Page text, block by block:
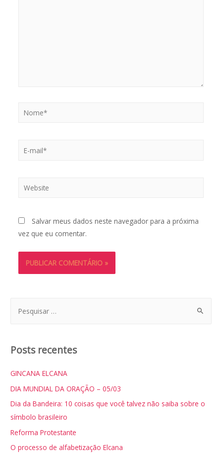
Nome*
Website
Salvar meus dados neste navegador para a próxima
vez que eu comentar.
q
i
s
o
r
Posts recentes
GINCANA ELCANA
DIA MUNDIAL DA ORAÇÃO – 05/03
Dia da Bandeira: 10 coisas que você talvez não saiba sobre o
símbolo brasileiro
Reforma Protestante
O processo de alfabetização Elcana